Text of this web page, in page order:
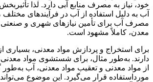
خود، نیاز به مصرف منابع آبی دارد. لذا
آب به دلیل استفاده از آب در فرآیندهای
مصرف آب برای تأمین نیازهای شهری و
معدن، کاملاً مشهود است.
برای استخراج و پردازش مواد معدنی، بسیاری از
دارند. به‌طور مثال، برای شستشوی مواد
از مواد معدنی و تعقیب مواد معدنی، آب
مورداستفاده قرار می‌گیرد. این موضوع